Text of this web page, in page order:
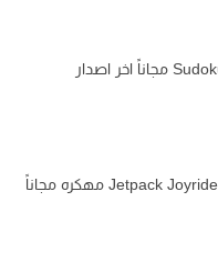
تحميل لعبة الغاز سودوكو Sudoku Puzzle مجاناً اخر اصدار
تحميل لعبة جتبك جيوريد Jetpack Joyride Apk 2023 مهكره مجاناً